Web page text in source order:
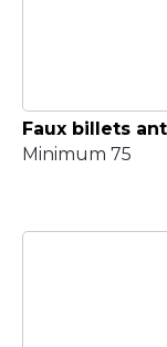
Faux billets
Minimum 75